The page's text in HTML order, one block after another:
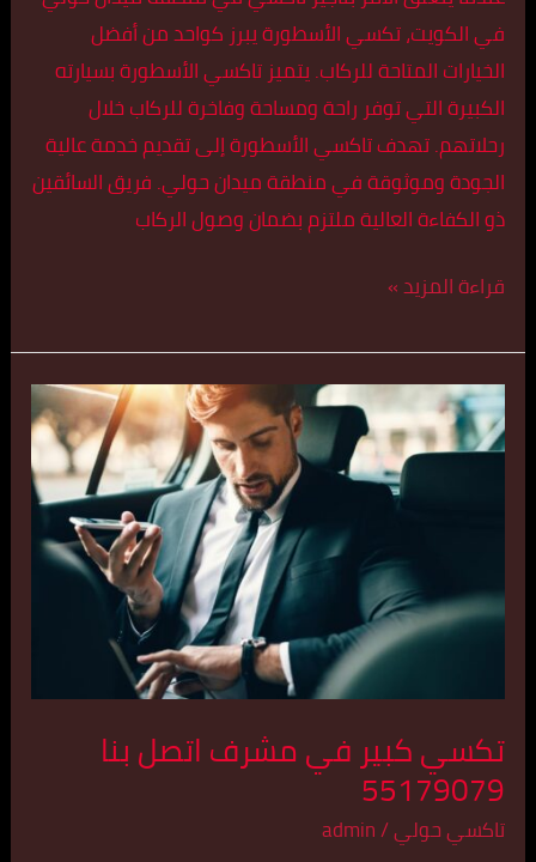
في الكويت، تكسي الأسطورة يبرز كواحد من أفضل
الخيارات المتاحة للركاب. يتميز تاكسي الأسطورة بسيارته
الكبيرة التي توفر راحة ومساحة وفاخرة للركاب خلال
رحلاتهم. تهدف تاكسي الأسطورة إلى تقديم خدمة عالية
الجودة وموثوقة في منطقة ميدان حولي. فريق السائقين
ذو الكفاءة العالية ملتزم بضمان وصول الركاب
قراءة المزيد »
تكسي كبير في مشرف اتصل بنا
55179079
تاكسي حولي/
admin
تكسي
كبير
بنا
55179079